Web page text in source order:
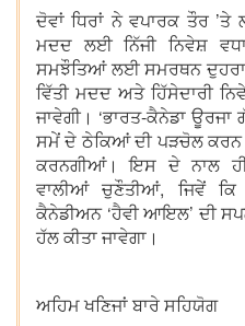
ਦੋਵਾਂ ਧਿਰਾਂ ਨੇ ਵਪਾਰਕ ਤੌਰ
ਮਦਦ ਲਈ ਨਿੱਜੀ ਨਿਵੇਸ਼
ਸਮਝੌਤਿਆਂ ਲਈ ਸਮਰਥਨ
ਵਿੱਤੀ ਮਦਦ ਅਤੇ ਹਿੱਸੇਦਾਰੀ
ਜਾਵੇਗੀ। ‘ਭਾਰਤ-ਕੈਨੇਡਾ ਊਰਜਾ
ਸਮੇਂ ਦੇ ਠੇਕਿਆਂ ਦੀ ਪੜਚੋਲ ਕਰਨ
ਕਰਨਗੀਆਂ। ਇਸ ਦੇ ਨਾਲ
ਵਾਲੀਆਂ ਚੁਣੌਤੀਆਂ, ਜਿਵੇਂ
ਕੈਨੇਡੀਅਨ ‘ਹੈਵੀ ਆਇਲ’ ਦੀ
ਹੱਲ ਕੀਤਾ ਜਾਵੇਗਾ।
ਅਹਿਮ ਖਣਿਜਾਂ ਬਾਰੇ ਸਹਿਯੋਗ